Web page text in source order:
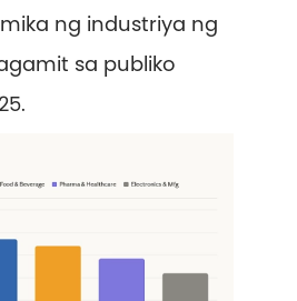
ng industriya ng
sa publiko